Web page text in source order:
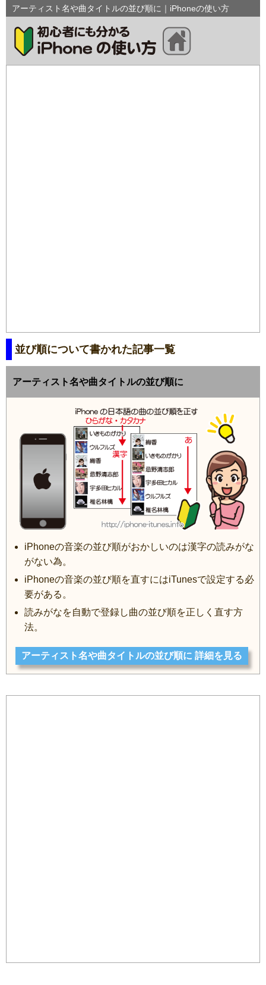
アーティスト名や曲タイトルの並び順に｜iPhoneの使い方
並び順について書かれた記事一覧
アーティスト名や曲タイトルの並び順に
iPhoneの音楽の並び順がおかしいのは漢字の読みがな
がない為。
iPhoneの音楽の並び順を直すにはiTunesで設定する必
要がある。
読みがなを自動で登録し曲の並び順を正しく直す方
法。
アーティスト名や曲タイトルの並び順に 詳細を見る